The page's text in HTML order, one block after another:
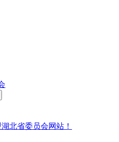
北省委员会网站！